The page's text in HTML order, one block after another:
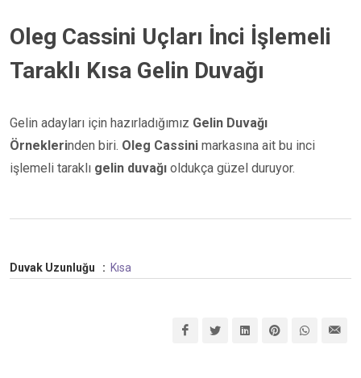
Oleg Cassini Uçları İnci İşlemeli
Taraklı Kısa Gelin Duvağı
Gelin adayları için hazırladığımız Gelin Duvağı
Örneklerinden biri. Oleg Cassini markasına ait bu inci
işlemeli taraklı gelin duvağı oldukça güzel duruyor.
Duvak Uzunluğu : Kısa